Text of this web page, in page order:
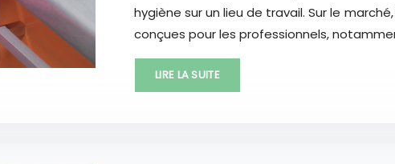
hygiène sur un lieu de travail. Sur le
conçues pour les professionnels,
LIRE LA SUITE